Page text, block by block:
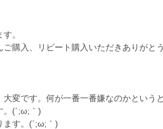
。
購入、リピート購入いただきありがと
変です。何が一番一番嫌なのかという
。(´;ω;｀)
ます。(´;ω;｀)